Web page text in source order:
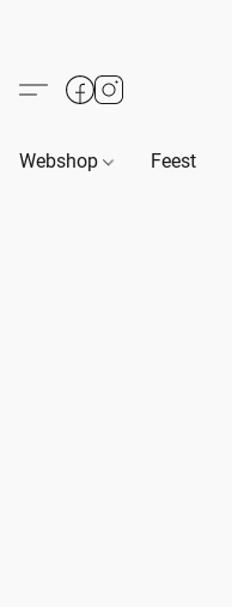
Webshop Feest